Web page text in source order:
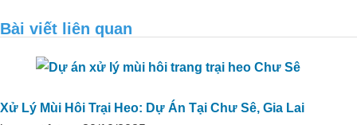
Sáng – Quảng Ngãi
Bài viết liên quan
Xử Lý Mùi Hôi Trại Heo: Dự Án Tại Chư Sê, Gia Lai